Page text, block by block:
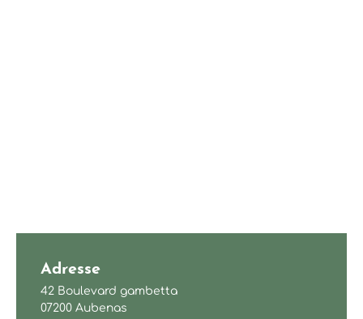
Adresse
42 Boulevard gambetta
07200 Aubenas